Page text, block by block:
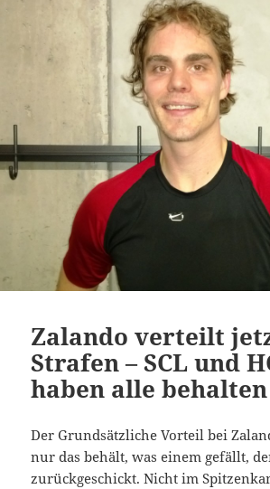
Zalando verteilt
Strafen – SCL und
haben alle behalten
Der Grundsätzliche Vorteil bei
nur das behält, was einem gefällt,
zurückgeschickt. Nicht im